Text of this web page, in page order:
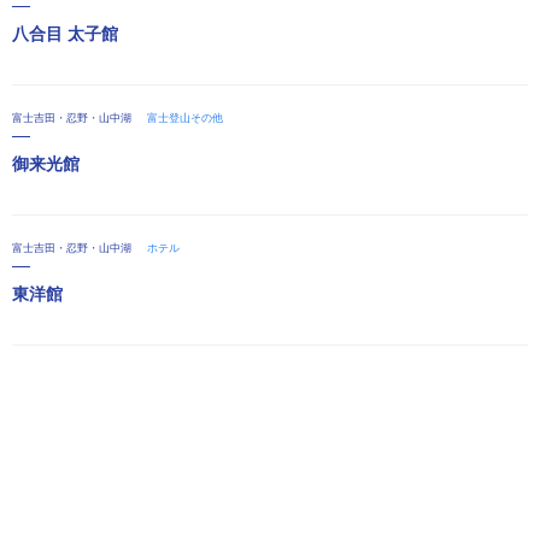
八合目 太子館
富士吉田・忍野・山中湖 富士登山その他
御来光館
富士吉田・忍野・山中湖 ホテル
東洋館